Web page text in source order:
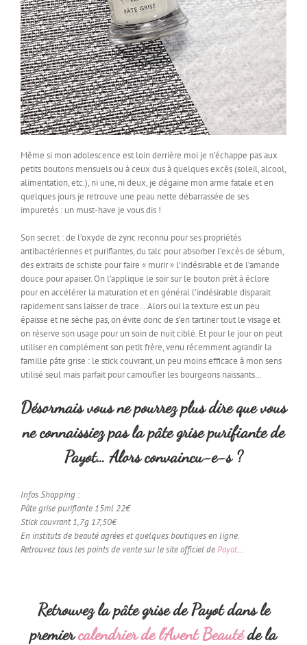
Même si mon adolescence est loin derrière moi je n’échappe pas aux
petits boutons mensuels ou à ceux dus à quelques excès (soleil, alcool,
alimentation, etc.), ni une, ni deux, je dégaine mon arme fatale et en
quelques jours je retrouve une peau nette débarrassée de ses
impuretés : un must-have je vous dis !
Son secret : de l’oxyde de zync reconnu pour ses propriétés
antibactériennes et purifiantes, du talc pour absorber l’excès de sébum,
des extraits de schiste pour faire « murir » l’indésirable et de l’amande
douce pour apaiser. On l’applique le soir sur le bouton prêt à éclore
pour en accélérer la maturation et en général l’indésirable disparait
rapidement sans laisser de trace… Alors oui la texture est un peu
épaisse et ne sèche pas, on évite donc de s’en tartiner tout le visage et
on réserve son usage pour un soin de nuit ciblé. Et pour le jour on peut
utiliser en complément son petit frère, venu récemment agrandir la
famille pâte grise : le stick couvrant, un peu moins efficace à mon sens
utilisé seul mais parfait pour camoufler les bourgeons naissants…
Désormais vous ne pourrez plus dire que vous
ne connaissiez pas la pâte grise purifiante de
Payot… Alors convaincu-e-s ?
Infos Shopping :
Pâte grise purifiante 15ml 22€
Stick couvrant 1,7g 17,50€
En instituts de beauté agrées et quelques boutiques en ligne.
Retrouvez tous les points de vente sur le site officiel dePayot…
Retrouvez la pâte grise de Payot dans le
premiercalendrier de l’Avent Beautéde la